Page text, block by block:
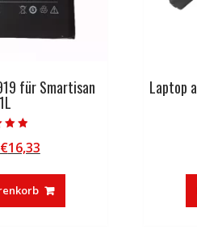
für Smartisan
5
Ursprünglicher
war:
€16,33Aktueller
ist:
€16,33.
Laptop